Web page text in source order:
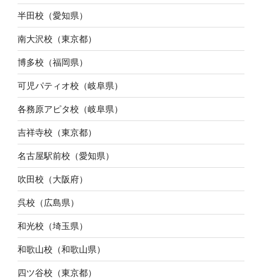
半田校（愛知県）
南大沢校（東京都）
博多校（福岡県）
可児パティオ校（岐阜県）
各務原アピタ校（岐阜県）
吉祥寺校（東京都）
名古屋駅前校（愛知県）
吹田校（大阪府）
呉校（広島県）
和光校（埼玉県）
和歌山校（和歌山県）
四ツ谷校（東京都）